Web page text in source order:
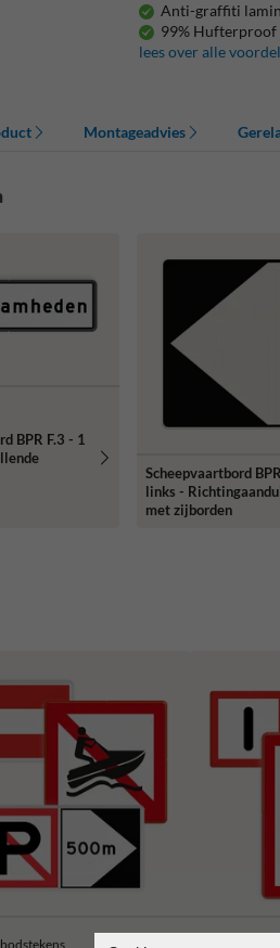
Anti-graffiti
99% Hufterproof
lees over alle
Montageadvies
BPR F.3 - 1
Scheepvaartbord
links -
met zijborden